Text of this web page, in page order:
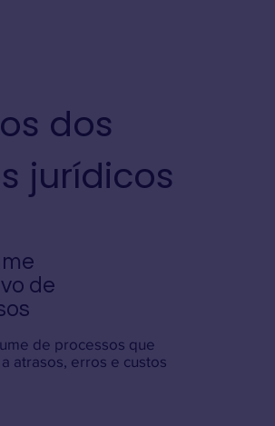
dos
jurídicos
de
de processos que
atrasos, erros e custos